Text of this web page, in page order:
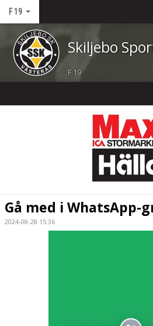
F 19
Skiljebo
F 19
TRUPPEN
Gå med i WhatsApp-
2024-08-28 15:36